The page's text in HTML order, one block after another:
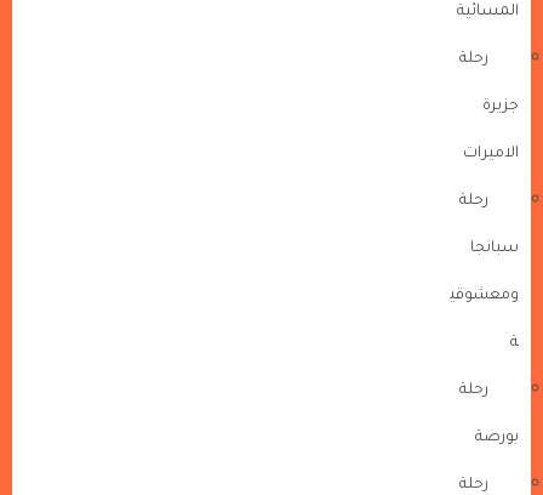
المسائية
رحلة
جزيرة
الاميرات
رحلة
سبانجا
ومعشوقي
ة
رحلة
بورصة
رحلة